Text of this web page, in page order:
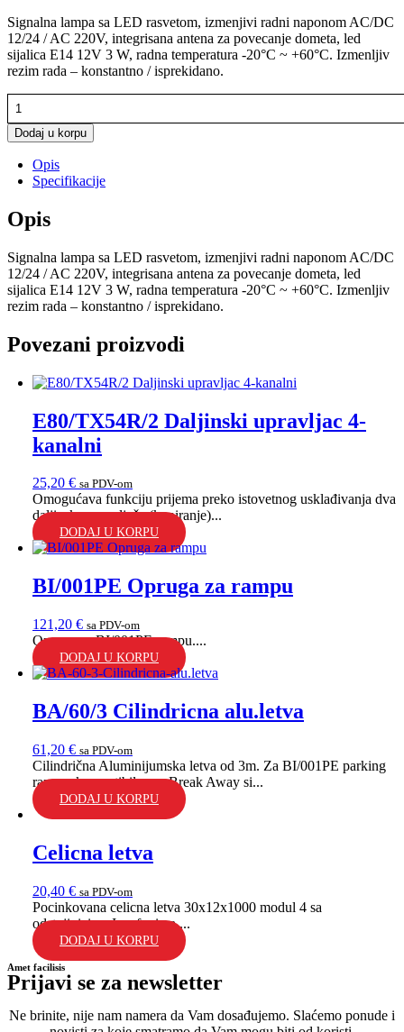
Signalna lampa sa LED rasvetom, izmenjivi radni naponom AC/DC
12/24 / AC 220V, integrisana antena za povecanje dometa, led
sijalica E14 12V 3 W, radna temperatura -20°C ~ +60°C. Izmenljiv
rezim rada – konstantno / isprekidano.
Signalna
lampa
sa
količina
Dodaj u korpu
Opis
Specifikacije
Opis
Signalna lampa sa LED rasvetom, izmenjivi radni naponom AC/DC
12/24 / AC 220V, integrisana antena za povecanje dometa, led
sijalica E14 12V 3 W, radna temperatura -20°C ~ +60°C. Izmenljiv
rezim rada – konstantno / isprekidano.
Povezani proizvodi
E80/TX54R/2 Daljinski upravljac 4-
kanalni
25,20 € sa PDV-om
Omogućava funkciju prijema preko istovetnog usklađivanja dva
daljinska upravljača (kopiranje)...
DODAJ U KORPU
BI/001PE Opruga za rampu
121,20 € sa PDV-om
Opruga za BI/001PE rampu....
DODAJ U KORPU
BA/60/3 Cilindricna alu.letva
61,20 € sa PDV-om
Cilindrična Aluminijumska letva od 3m. Za BI/001PE parking
rampu, kompatibilna sa Break Away si...
DODAJ U KORPU
Celicna letva
20,40 € sa PDV-om
Pocinkovana celicna letva 30x12x1000 modul 4 sa
odstojinicima I srafovima....
DODAJ U KORPU
Amet facilisis
Prijavi se za newsletter
Ne brinite, nije nam namera da Vam dosađujemo. Slaćemo ponude i